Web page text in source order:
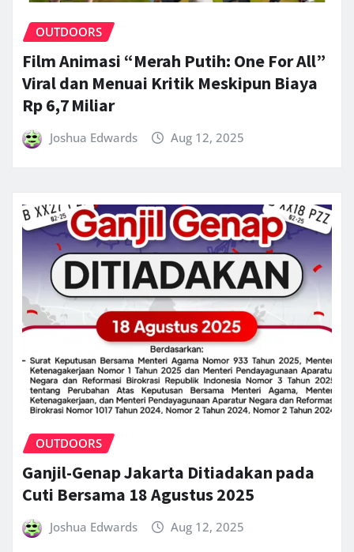
OUTDOORS
Film Animasi “Merah Putih: One For All”
Viral dan Menuai Kritik Meskipun Biaya
‎Rp 6,7 Miliar
Joshua Edwards Aug 12, 2025
OUTDOORS
Ganjil-Genap Jakarta Ditiadakan pada
Cuti Bersama 18 Agustus 2025
Joshua Edwards Aug 12, 2025